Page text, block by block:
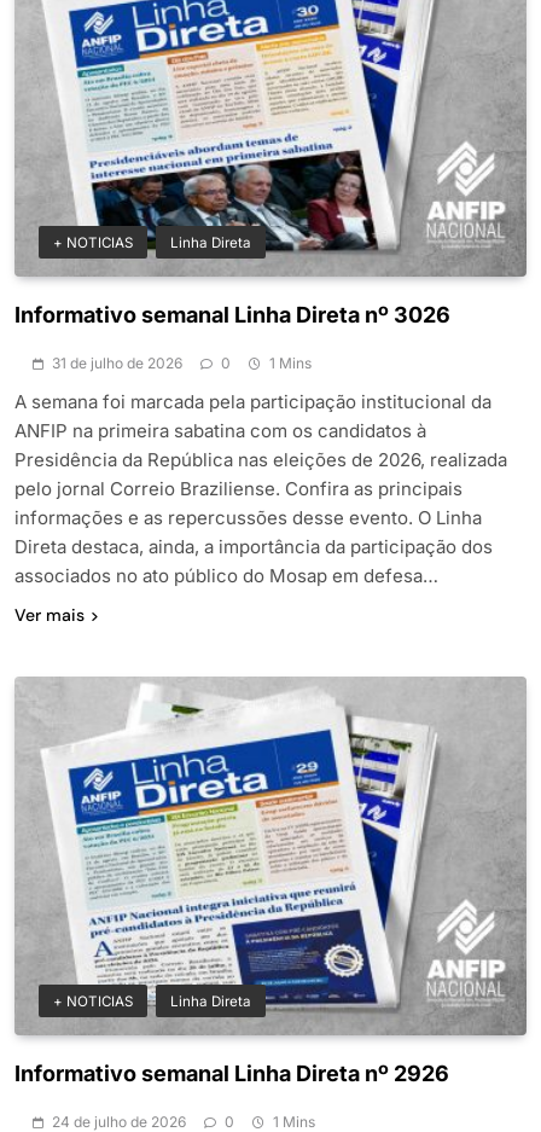
+ NOTICIAS Linha Direta
Informativo semanal Linha Direta nº 3026
31 de julho de 2026 0 1 Mins
A semana foi marcada pela participação institucional da
ANFIP na primeira sabatina com os candidatos à
Presidência da República nas eleições de 2026, realizada
pelo jornal Correio Braziliense. Confira as principais
informações e as repercussões desse evento. O Linha
Direta destaca, ainda, a importância da participação dos
associados no ato público do Mosap em defesa…
Ver mais
+ NOTICIAS Linha Direta
Informativo semanal Linha Direta nº 2926
24 de julho de 2026 0 1 Mins